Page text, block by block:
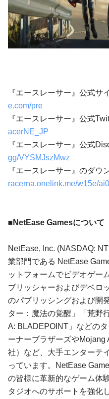
『エースレーサー』公式サ
e.com/pre
『エースレーサー』公式
acerNE_JP
『エースレーサー』公式
gg/VYSMJszMwz
『エースレーサー』のダウ
racerna.onelink.me/w15e/
■NetEase Gamesについて
NetEase, Inc. (NASDAQ:
業部門である NetEase
ットフォームでビデオゲー
ブリッシャーおよびデベロ
のパブリッシングおよび開
ター：魔法の覚醒」「荒野
A: BLADEPOINT」などの
ーナーブラザーズやMojang
社）など、大手エンターテ
っています。NetEase
の皆様に革新的なゲーム体
タジオへのサポートを強化